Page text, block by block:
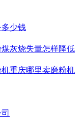
少钱
灰烧失量怎样降低
重庆哪里卖磨粉机